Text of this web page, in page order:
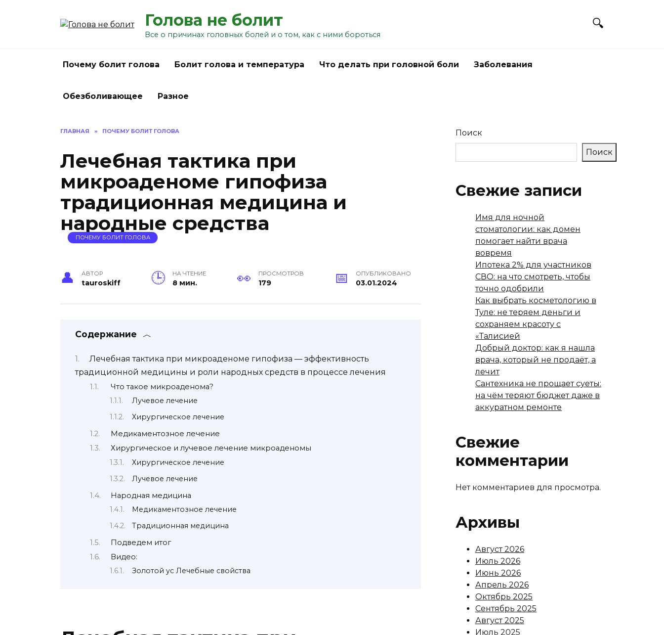
Голова не болит
Все о причинах головных болей и о том, как с ними бороться
Почему болит голова Болит голова и температура Что делать при головной боли Заболевания
Обезболивающее Разное
ГЛАВНАЯ » ПОЧЕМУ БОЛИТ ГОЛОВА
Лечебная тактика при
микроаденоме гипофиза
традиционная медицина и
народные средства
ПОЧЕМУ БОЛИТ ГОЛОВА
АВТОР
tauroskiff
НА ЧТЕНИЕ
8 мин.
ПРОСМОТРОВ
179
ОПУБЛИКОВАНО
03.01.2024
Содержание
Лечебная тактика при микроаденоме гипофиза — эффективность
традиционной медицины и роли народных средств в процессе лечения
Что такое микроаденома?
Лучевое лечение
Хирургическое лечение
Медикаментозное лечение
Хирургическое и лучевое лечение микроаденомы
Хирургическое лечение
Лучевое лечение
Народная медицина
Медикаментозное лечение
Традиционная медицина
Подведем итог
Видео:
Золотой ус Лечебные свойства
Поиск
Поиск
Свежие записи
Имя для ночной
стоматологии: как домен
помогает найти врача
вовремя
Ипотека 2% для участников
СВО: на что смотреть, чтобы
точно одобрили
Как выбрать косметологию в
Туле: не теряем деньги и
сохраняем красоту с
«Талисией
Добрый доктор: как я нашла
врача, который не продаёт, а
лечит
Сантехника не прощает суеты:
на чём теряют бюджет даже в
аккуратном ремонте
Свежие
комментарии
Нет комментариев для просмотра.
Архивы
Август 2026
Июль 2026
Июнь 2026
Апрель 2026
Октябрь 2025
Сентябрь 2025
Август 2025
Июль 2025